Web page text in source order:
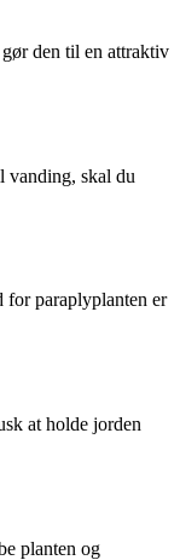
den til en attraktiv
vanding, skal du
for paraplyplanten er
at holde jorden
planten og